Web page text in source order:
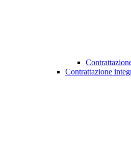
Contrattazione